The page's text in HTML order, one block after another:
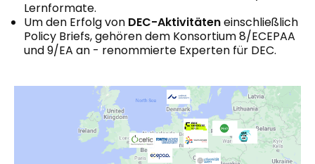
Lernformate.
Um den Erfolg von DEC-Aktivitäteneinschließlich
Policy Briefs, gehören dem Konsortium 8/ECEPAA
und 9/EA an - renommierte Experten für DEC.